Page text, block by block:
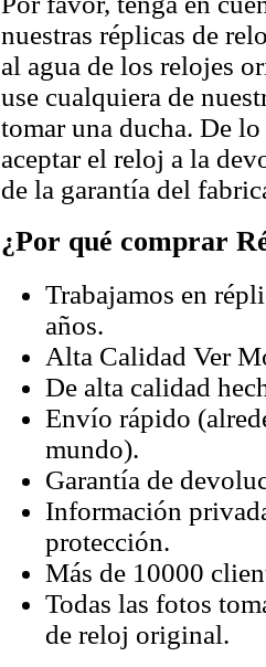
nuestras réplicas de
al agua de los relojes
use cualquiera de
tomar una ducha. De
aceptar el reloj a la
de la garantía del
¿Por qué comprar
Trabajamos en
años.
Alta Calidad Ver
De alta calidad
Envío rápido
mundo).
Garantía de
Información
protección.
Más de 10000
Todas las fotos
de reloj original.